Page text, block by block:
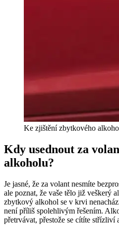
Ke zjištění zbytkového
Kdy usednout za
alkoholu?
Je jasné, že za volant nesmíte
ale poznat, že vaše tělo již veškerý
zbytkový alkohol se v krvi
není příliš spolehlivým řešením.
přetrvávat, přestože se cítíte střízliví